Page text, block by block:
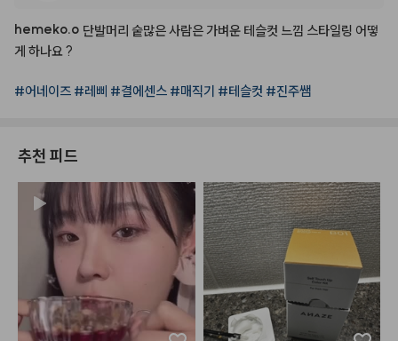
hemeko.o 단발머리 숱많은사람은 가벼운 테슬컷 느낌 스타일링 어떻
게 하나요?
#어네이즈 #레삐 #결에센스 #매직기 #테슬컷 #진주쌤
추천 피드